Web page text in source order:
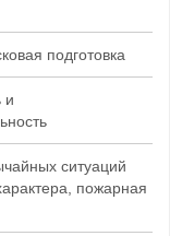
подготовка
и
ситуаций
пожарная